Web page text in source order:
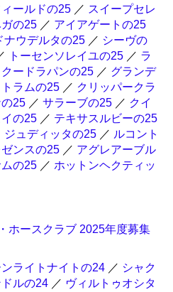
ールドの25 ／ スイープセレ
の25 ／ アイアゲートの25
ナウデルタの25 ／ シーヴの
トーセンソレイユの25 ／ ラ
クードラパンの25 ／ グランデ
ラムの25 ／ クリッパークラ
25 ／ サラーブの25 ／ クイ
イの25 ／ テキサスルビーの25
ジュディッタの25 ／ ルコント
ンスの25 ／ アグレアーブル
の25 ／ ホットンヘクティッ
ホースクラブ 2025年度募集
ンライトナイトの24 ／ シャク
ルの24 ／ ヴィルトゥオシタ